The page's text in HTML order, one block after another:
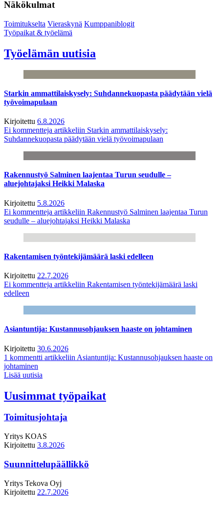
Näkökulmat
Toimitukselta Vieraskynä Kumppaniblogit
Työpaikat & työelämä
Työelämän uutisia
Starkin ammattilaiskysely: Suhdannekuopasta päädytään vielä
työvoimapulaan
Kirjoitettu 6.8.2026
Ei kommentteja artikkeliin Starkin ammattilaiskysely:
Suhdannekuopasta päädytään vielä työvoimapulaan
Rakennustyö Salminen laajentaa Turun seudulle –
aluejohtajaksi Heikki Malaska
Kirjoitettu 5.8.2026
Ei kommentteja artikkeliin Rakennustyö Salminen laajentaa Turun
seudulle – aluejohtajaksi Heikki Malaska
Rakentamisen työntekijämäärä laski edelleen
Kirjoitettu 22.7.2026
Ei kommentteja artikkeliin Rakentamisen työntekijämäärä laski
edelleen
Asiantuntija: Kustannusohjauksen haaste on johtaminen
Kirjoitettu 30.6.2026
1 kommentti artikkeliin Asiantuntija: Kustannusohjauksen haaste on
johtaminen
Lisää uutisia
Uusimmat työpaikat
Toimitusjohtaja
Yritys KOAS
Kirjoitettu 3.8.2026
Suunnittelupäällikkö
Yritys Tekova Oyj
Kirjoitettu 22.7.2026